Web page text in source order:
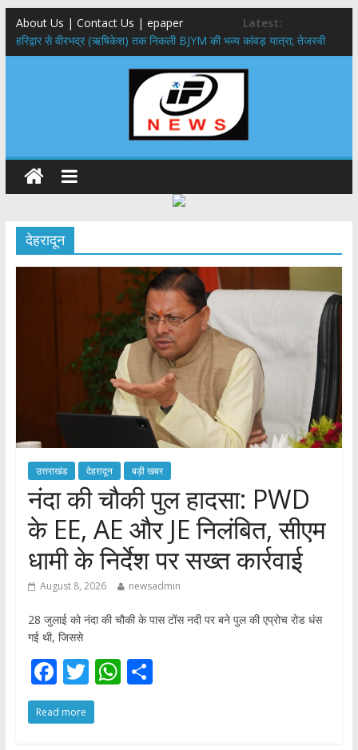
About Us | Contact Us | epaper
Latest:
​हरिद्वार से वीरभद्र (ऋषिकेश) तक निकली BJYM की भव्य कांवड़ यात्रा; तेजस्वी
सूर्या ने की देश व प्रदेशवासियों के कल्याण की कामना
नंदा की चौकी पुल हादसा: PWD के EE, AE और JE निलंबित, सीएम धामी के निर्देश
मुख्यमंत्री ने 9 लाख 87 हजार17 पेंशन लाभार्थियों को कुल 146 करोड़ 32 लाख
राष्ट्रीय हथकरघा दिवस पर मुख्यमंत्री धामी ने उत्कृष्ट बुनकरों और हस्तशिल्प
कारीगरों को किया सम्मानित
​धामी कैबिनेट का बड़ा फैसला: पशुपालकों को 60% तक सब्सिडी, गंगा एक्सप्रेसवे का
हरिद्वार तक होगा विस्तार
देहरादून
उत्तराखंड देहरादून बड़ी खबर
नंदा की चौकी पुल हादसा: PWD
के EE, AE और JE निलंबित, सीएम
धामी के निर्देश पर सख्त कार्रवाई
August 8, 2026 newsadmin
28 जुलाई को नंदा की चौकी के पास टोंस नदी पर बने पुल की एप्रोच रोड धंस
गई थी, जिससे
F
ac
e
T
w
itt
W S
Read more